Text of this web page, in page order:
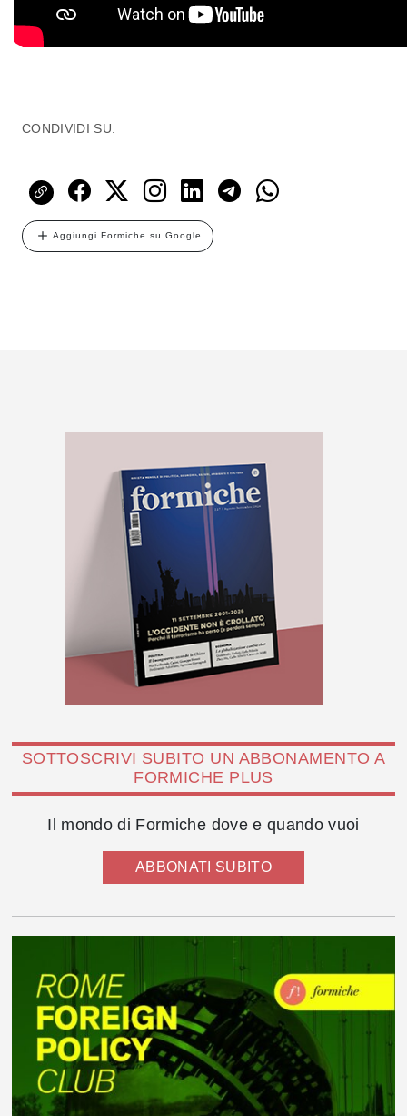
CONDIVIDI SU:
Aggiungi Formiche su Google
SOTTOSCRIVI SUBITO UN ABBONAMENTO A
FORMICHE PLUS
Il mondo di Formiche dove e quando vuoi
ABBONATI SUBITO